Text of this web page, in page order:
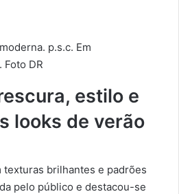
p.s.c. Em
DR
estilo e
looks de verão
texturas brilhantes e padrões
pelo público e destacou-se